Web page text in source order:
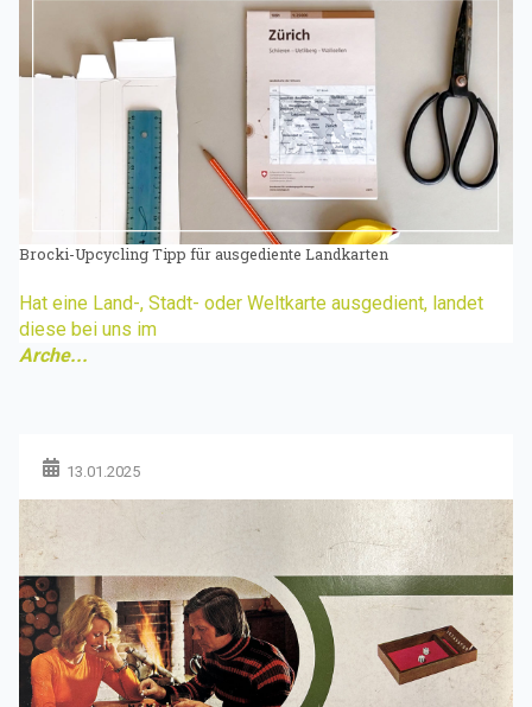
Brocki-Upcycling Tipp für ausgediente Landkarten
Hat eine Land-, Stadt- oder Weltkarte ausgedient, landet
diese bei uns im
Arche...
13.01.2025